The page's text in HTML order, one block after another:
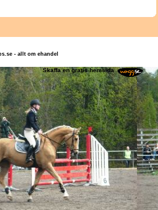
- allt om ehandel
Skaffa en gratis hemsida